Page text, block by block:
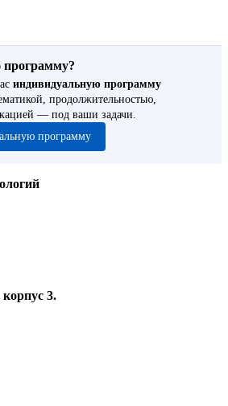
индивидуальную программу
продолжительностью,
— под ваши задачи.
программу
3.